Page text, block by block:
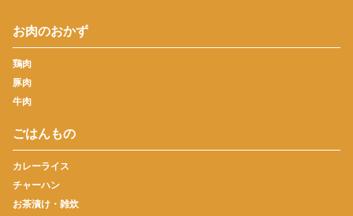
お肉のおかず
鶏肉
豚肉
牛肉
ごはんもの
カレーライス
チャーハン
お茶漬け・雑炊